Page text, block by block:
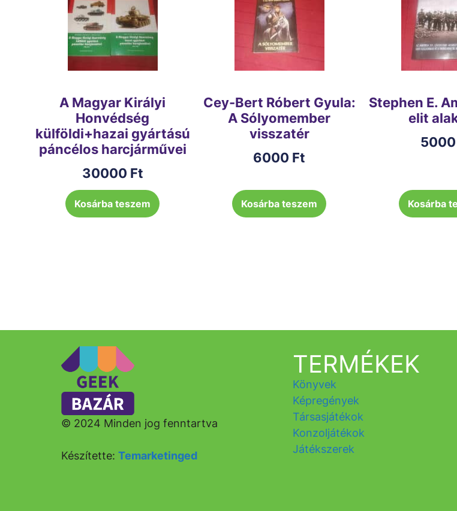
A Magyar Királyi
Honvédség
külföldi+hazai gyártású
páncélos harcjárművei
30000 Ft
Kosárba teszem
Cey-Bert Róbert Gyula:
A Sólyomember
visszatér
6000 Ft
Kosárba teszem
Stephen E.
elit
5000
Kosárba
© 2024 Minden jog fenntartva
Készítette: Temarketinged
TERMÉKEK
Könyvek
Képregények
Társasjátékok
Konzoljátékok
Játékszerek